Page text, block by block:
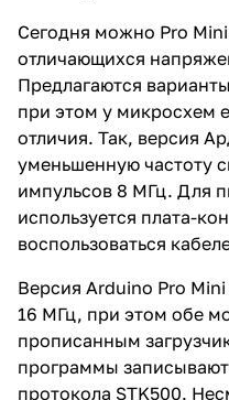
Сегодня можно Pro Mini
отличающихся
Предлагаются
при этом у микросхем
отличия. Так, версия
уменьшенную частоту
импульсов 8 МГц. Для
используется плата-
воспользоваться
Версия Arduino Pro
16 МГц, при этом обе
прописанным
программы
протокола STK500.